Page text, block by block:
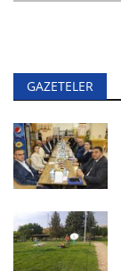
GAZETELER